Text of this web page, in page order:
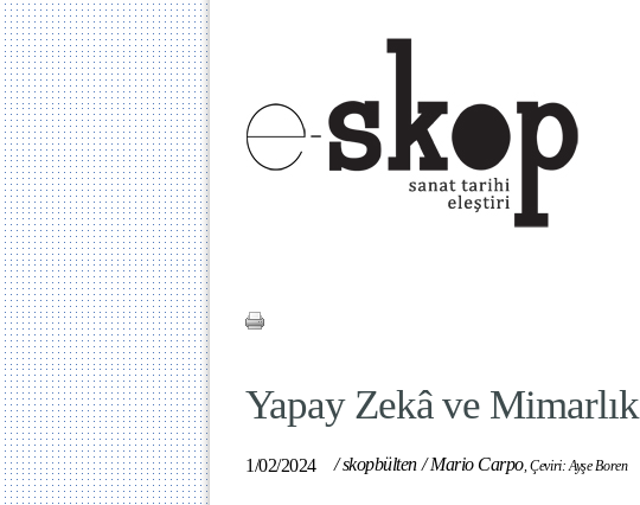
Yapay Zekâ ve Mimarlık
1/02/2024 /skopbülten /Mario Carpo,Çeviri: Ayşe Boren